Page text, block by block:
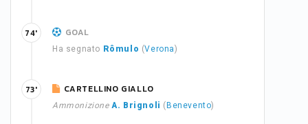
GOAL
Ha segnato Rômulo (Verona)
74'
CARTELLINO GIALLO
Ammonizione A. Brignoli ( Benevento)
73'